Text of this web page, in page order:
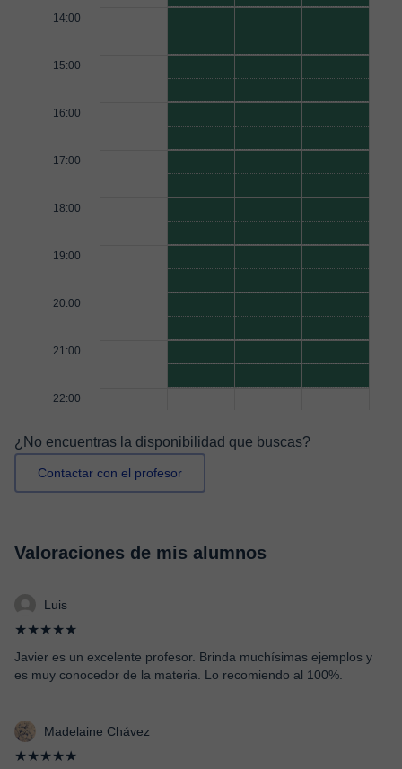
14:00
15:00
16:00
17:00
18:00
19:00
20:00
21:00
22:00
¿No encuentras la disponibilidad que buscas?
Contactar con el profesor
Valoraciones de mis alumnos
Luis
★★★★★
Javier es un excelente profesor. Brinda muchísimas ejemplos y
es muy conocedor de la materia. Lo recomiendo al 100%.
Madelaine Chávez
★★★★★